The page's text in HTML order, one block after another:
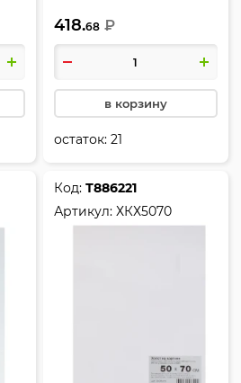
180664
418.68 ₽
в корзину
остаток:21
Код:Т886221
Артикул:ХКХ5070